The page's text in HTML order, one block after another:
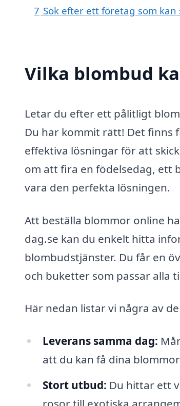
7 Sök efter ett företag som
Vilka blombud
Letar du efter ett pålitligt
Du har kommit rätt! Det finns
effektiva lösningar för att
om att fira en födelsedag, ett
vara den perfekta lösningen.
Att beställa blommor online
dag.se kan du enkelt hitta
blombudstjänster. Du får en
och buketter som passar alla
Här nedan listar vi några av
Leverans samma dag:
att du kan få dina
Stort utbud: Du hittar ett